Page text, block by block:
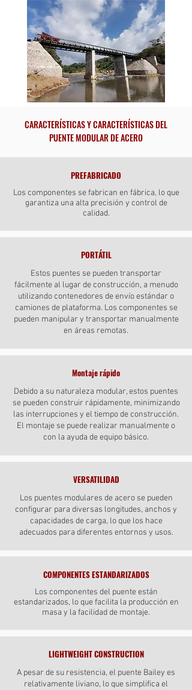
CARACTERÍSTICAS Y CARACTERÍSTICAS DEL
PUENTE MODULAR DE ACERO
PREFABRICADO
Los componentes se fabrican en fábrica, lo que
garantiza una alta precisión y control de
calidad.
PORTÁTIL
Estos puentes se pueden transportar
fácilmente al lugar de construcción, a menudo
utilizando contenedores de envío estándar o
camiones de plataforma. Los componentes se
pueden manipular y transportar manualmente
en áreas remotas.
Montaje rápido
Debido a su naturaleza modular, estos puentes
se pueden construir rápidamente, minimizando
las interrupciones y el tiempo de construcción.
El montaje se puede realizar manualmente o
con la ayuda de equipo básico.
VERSATILIDAD
Los puentes modulares de acero se pueden
configurar para diversas longitudes, anchos y
capacidades de carga, lo que los hace
adecuados para diferentes entornos y usos.
COMPONENTES ESTANDARIZADOS
Los componentes del puente están
estandarizados, lo que facilita la producción en
masa y la facilidad de montaje.
LIGHTWEIGHT CONSTRUCTION
A pesar de su resistencia, el puente Bailey es
relativamente liviano, lo que simplifica el